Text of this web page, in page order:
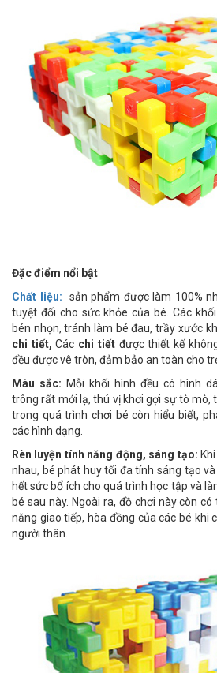
Đặc điểm nổi bật
Chất liệu:
sản phẩm được làm 100%
tuyệt đối cho sức khỏe của bé. Các
bén nhọn, tránh làm bé đau, trầy xước
chi tiết, Các chi tiếtđược thiết kế
đều được vê tròn, đảm bảo an toàn cho
Màu sắc: Mỗi khối hình đều có hình
trông rất mới lạ, thú vị khơi gợi sự tò mò,
trong quá trình chơi bé còn hiểu biết,
các hình dạng.
Rèn luyện tính năng động, sáng tạo:
nhau, bé phát huy tối đa tính sáng tạo
hết sức bổ ích cho quá trình học tập và
bé sau này. Ngoài ra, đồ chơi này còn
năng giao tiếp, hòa đồng của các bé khi
người thân.